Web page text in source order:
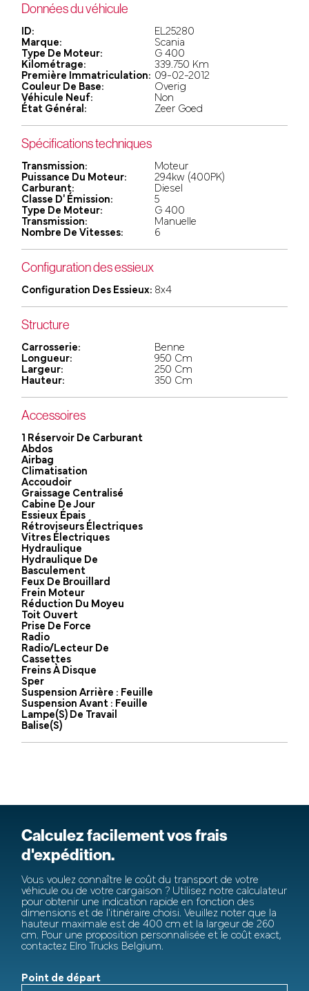
Données du véhicule
ID:
EL25280
Marque:
Scania
Type De Moteur:
G 400
Kilométrage:
339.750 Km
Première Immatriculation: 09-02-2012
Couleur De Base:
Overig
Véhicule Neuf:
Non
État Général:
Zeer Goed
Spécifications techniques
Transmission:
Moteur
Puissance Du Moteur:
294kw (400PK)
Carburant:
Diesel
Classe D' Émission:
5
Type De Moteur:
G 400
Transmission:
Manuelle
Nombre De Vitesses:
6
Configuration des essieux
Configuration Des Essieux: 8x4
Structure
Carrosserie:
Benne
Longueur:
950 Cm
Largeur:
250 Cm
Hauteur:
350 Cm
Accessoires
1 Réservoir De Carburant
Abdos
Airbag
Climatisation
Accoudoir
Graissage Centralisé
Cabine De Jour
Essieux Épais
Rétroviseurs Électriques
Vitres Électriques
Hydraulique
Hydraulique De
Basculement
Feux De Brouillard
Frein Moteur
Réduction Du Moyeu
Toit Ouvert
Prise De Force
Radio
Radio/lecteur De
Cassettes
Freins À Disque
Sper
Suspension Arrière : Feuille
Suspension Avant : Feuille
Lampe(s) De Travail
Balise(s)
Calculez facilement vos frais
d'expédition.
Vous voulez connaître le coût du transport de votre
véhicule ou de votre cargaison ? Utilisez notre calculateur
pour obtenir une indication rapide en fonction des
dimensions et de l'itinéraire choisi. Veuillez noter que la
hauteur maximale est de 400 cm et la largeur de 260
cm. Pour une proposition personnalisée et le coût exact,
contactez Elro Trucks Belgium.
Point de départ